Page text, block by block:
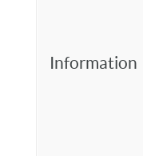
Information